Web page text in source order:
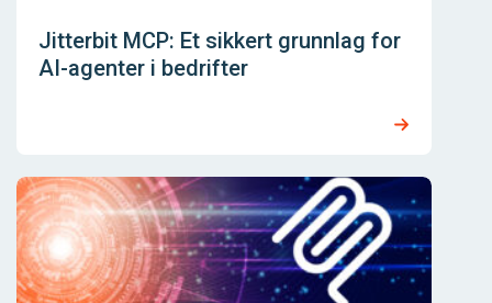
Jitterbit MCP: Et sikkert grunnlag for
AI-agenter i bedrifter